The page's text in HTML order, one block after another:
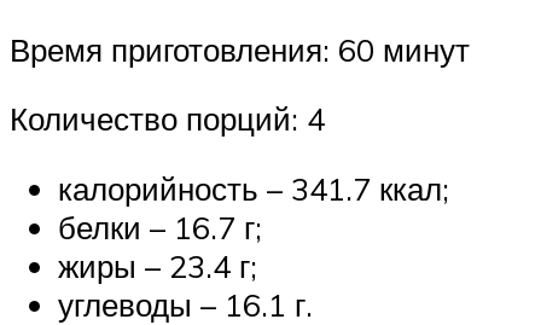
Время приготовления: 60 минут
Количество порций: 4
калорийность – 341.7 ккал;
белки – 16.7 г;
жиры – 23.4 г;
углеводы – 16.1 г.